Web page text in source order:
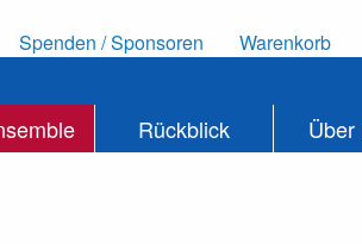
Spenden / Sponsoren
Warenkorb
Rückblick Über